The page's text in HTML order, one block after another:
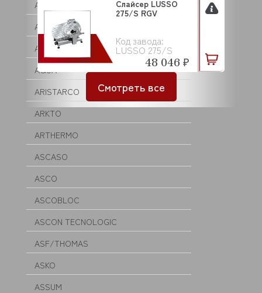
ANVIL
APACH
APS
AQUA
ARISTARCO
ARKTO
ARTHERMO
ASCASO
ASCO
ASCOBLOC
ASCON TECNOLOGIC
ASF/THOMAS
ASKO
ASSUM
Код завода:
LUSSO 275/S
Слайсер LUSSO
275/S RGV
48 046 ₽
Смотреть все